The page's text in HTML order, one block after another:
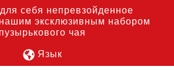
себя непревзойденное
эксклюзивным набором
пузырькового чая
Язык